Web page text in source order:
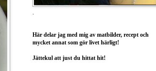
.
Här delar jag med mig av matbilder, recept och
mycket annat som gör livet härligt!
Jättekul att just du hittat hit!